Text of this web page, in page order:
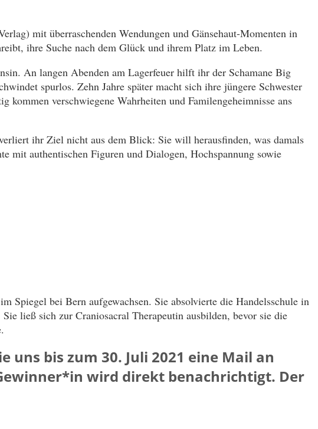
mit überraschenden Wendungen und Gänsehaut-Momenten in
ihre Suche nach dem Glück und ihrem Platz im Leben.
An langen Abenden am Lagerfeuer hilft ihr der Schamane Big
spurlos. Zehn Jahre später macht sich ihre jüngere Schwester
verschwiegene Wahrheiten und Familengeheimnisse ans
ihr Ziel nicht aus dem Blick: Sie will herausfinden, was damals
mit authentischen Figuren und Dialogen, Hochspannung sowie
Spiegel bei Bern aufgewachsen. Sie absolvierte die Handelsschule in
ließ sich zur Craniosacral Therapeutin ausbilden, bevor sie die
bis zum 30. Juli 2021 eine Mail an
wird direkt benachrichtigt. Der